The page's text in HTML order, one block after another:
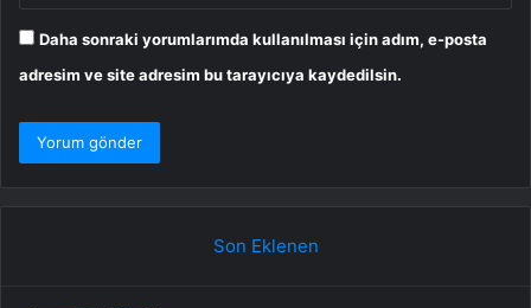
Daha sonraki yorumlarımda kullanılması için adım, e-posta
adresim ve site adresim bu tarayıcıya kaydedilsin.
Son Eklenen